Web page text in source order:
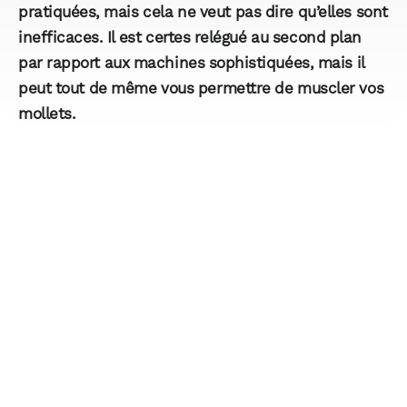
pratiquées, mais cela ne veut pas dire qu’elles sont
inefficaces. Il est certes relégué au second plan
par rapport aux machines sophistiquées, mais il
peut tout de même vous permettre de muscler vos
mollets.